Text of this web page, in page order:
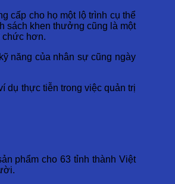
cấp cho họ một lộ trình cụ thể
sách khen thưởng cũng là một
chức hơn.
năng của nhân sự cũng ngày
dụ thực tiễn trong việc quản trị
phẩm cho 63 tỉnh thành Việt